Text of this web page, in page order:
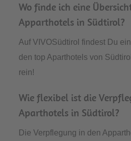
Wo finde ich eine
Apparthotels in Südtirol?
Auf VIVOSüdtirol findest Du
den top Aparthotels von
rein!
Wie flexibel ist die
Aparthotels in Südtirol?
Die Verpflegung in den